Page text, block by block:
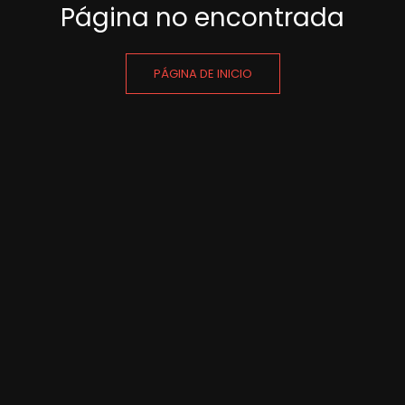
Página no encontrada
PÁGINA DE INICIO